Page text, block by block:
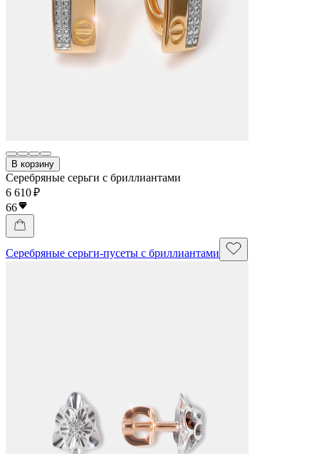
В корзину
Серебряные серьги с бриллиантами
6 610 ₽
66
Серебряные серьги-пусеты с бриллиантами